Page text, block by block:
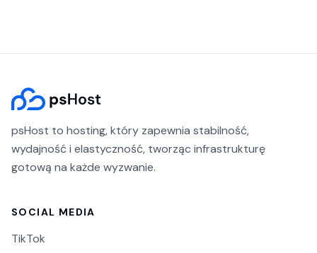
psHost to hosting, który zapewnia stabilność,
wydajność i elastyczność, tworząc infrastrukturę
gotową na każde wyzwanie.
SOCIAL MEDIA
TikTok